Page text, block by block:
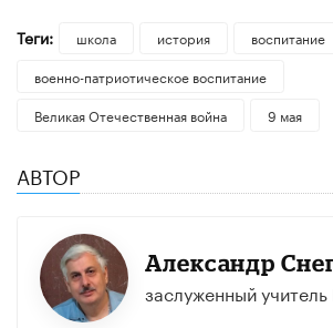
Теги: школа история
воспитание
военно-патриотическое воспитание
Великая Отечественная война
9 мая
АВТОР
Александр
заслуженный